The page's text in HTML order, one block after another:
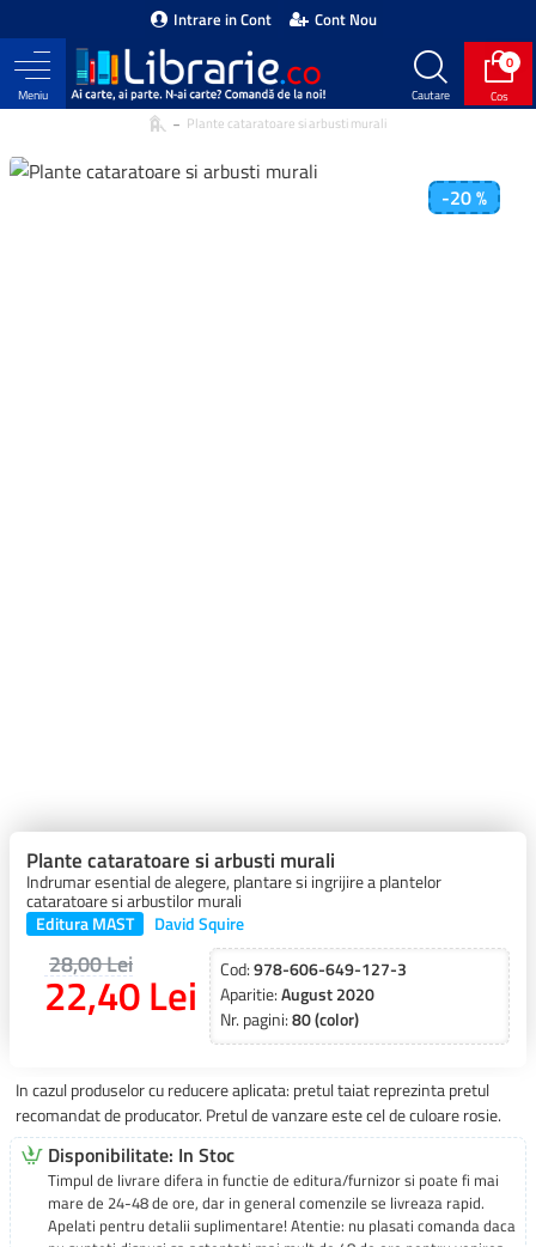
Intrare in Cont Cont Nou
0
Plante cataratoare si arbusti murali
-20 %
Plante cataratoare si arbusti murali
Indrumar esential de alegere, plantare si ingrijire a plantelor
cataratoare si arbustilor murali
Editura MAST
David Squire
22,40 Lei
28,00 Lei Cod:978-606-649-127-3
Aparitie:August 2020
Nr. pagini:80 (color)
In cazul produselor cu reducere aplicata: pretul taiat reprezinta pretul
recomandat de producator. Pretul de vanzare este cel de culoare rosie.
Disponibilitate: In Stoc
Timpul de livrare difera in functie de editura/furnizor si poate fi mai
mare de 24-48 de ore, dar in general comenzile se livreaza rapid.
Apelati pentru detalii suplimentare! Atentie: nu plasati comanda daca